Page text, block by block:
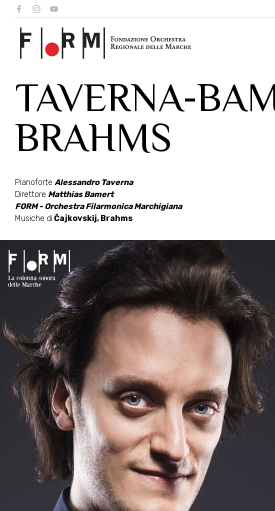
TAVERNA-
BRAHMS
Pianoforte Alessandro Taverna
Direttore Matthias Bamert
FORM - Orchestra Filarmonica Marchigiana
Musiche di Čajkovskij, Brahms